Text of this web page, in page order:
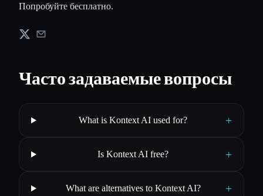
Попробуйте бесплатно.
Часто задаваемые вопросы
What is Kontext AI used for? +
Is Kontext AI free? +
What are alternatives to Kontext AI? +